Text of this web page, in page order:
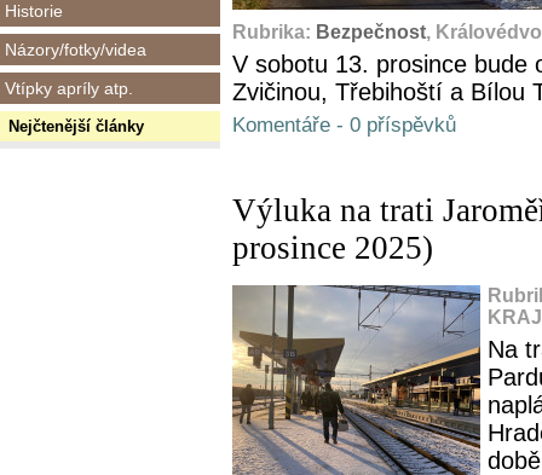
Historie
Názory/fotky/videa
Vtípky apríly atp.
Nejčtenější články
Rubrika: Bezpečnost,
V sobotu 13. prosince bude
Zvičinou, Třebihoští a Bílou
Komentáře - 0 příspěvků
Výluka na trati
prosince 2025)
Na